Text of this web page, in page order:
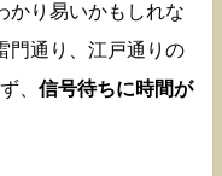
かり易いかもしれな
門通り、江戸通りの
、 信号待ちに時間が